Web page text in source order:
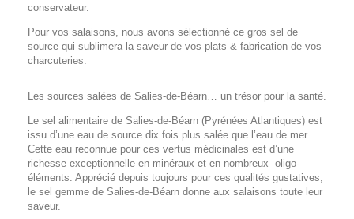
conservateur.
Pour vos salaisons, nous avons sélectionné ce gros sel de
source qui sublimera la saveur de vos plats & fabrication de vos
charcuteries.
Les sources salées de Salies-de-Béarn… un trésor pour la santé.
Le sel alimentaire de Salies-de-Béarn (Pyrénées Atlantiques) est
issu d’une eau de source dix fois plus salée que l’eau de mer.
Cette eau reconnue pour ces vertus médicinales est d’une
richesse exceptionnelle en minéraux et en nombreux oligo-
éléments. Apprécié depuis toujours pour ces qualités gustatives,
le sel gemme de Salies-de-Béarn donne aux salaisons toute leur
saveur.